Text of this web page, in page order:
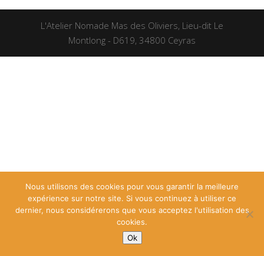
L'Atelier Nomade Mas des Oliviers, Lieu-dit Le
Montlong - D619, 34800 Ceyras
Nous utilisons des cookies pour vous garantir la meilleure
expérience sur notre site. Si vous continuez à utiliser ce
dernier, nous considérerons que vous acceptez l'utilisation des
cookies.
Ok